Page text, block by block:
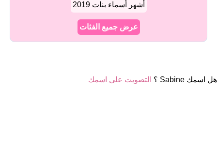
أشهر أسماء بنات 2019
عرض جميع الفئات
هل اسمك Sabine ؟ التصويت على اسمك